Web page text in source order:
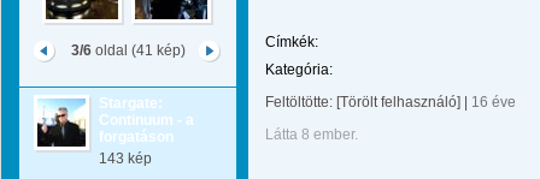
3/6oldal (41 kép)
Stargate:
Continuum - a
forgatáson
143 kép
Címkék:
Kategória:
Feltöltötte: [Törölt felhasználó]
16 éve
Látta 8 ember.